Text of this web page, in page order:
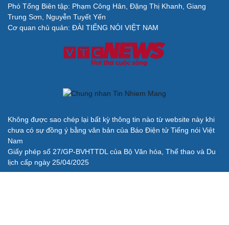
Phó Tổng Biên tập: Phạm Công Hân, Đặng Thị Khanh, Giang
Trung Sơn, Nguyễn Tuyết Yến
Cơ quan chủ quản: ĐÀI TIẾNG NÓI VIỆT NAM
Không được sao chép lại bất kỳ thông tin nào từ website này khi
chưa có sự đồng ý bằng văn bản của Báo Điện tử Tiếng nói Việt
Nam
Giấy phép số 27/GP-BVHTTDL của Bộ Văn hóa, Thể thao và Du
lịch cấp ngày 25/04/2025